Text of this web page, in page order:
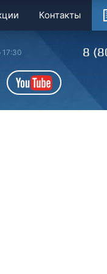
Контакты
YouTube
8